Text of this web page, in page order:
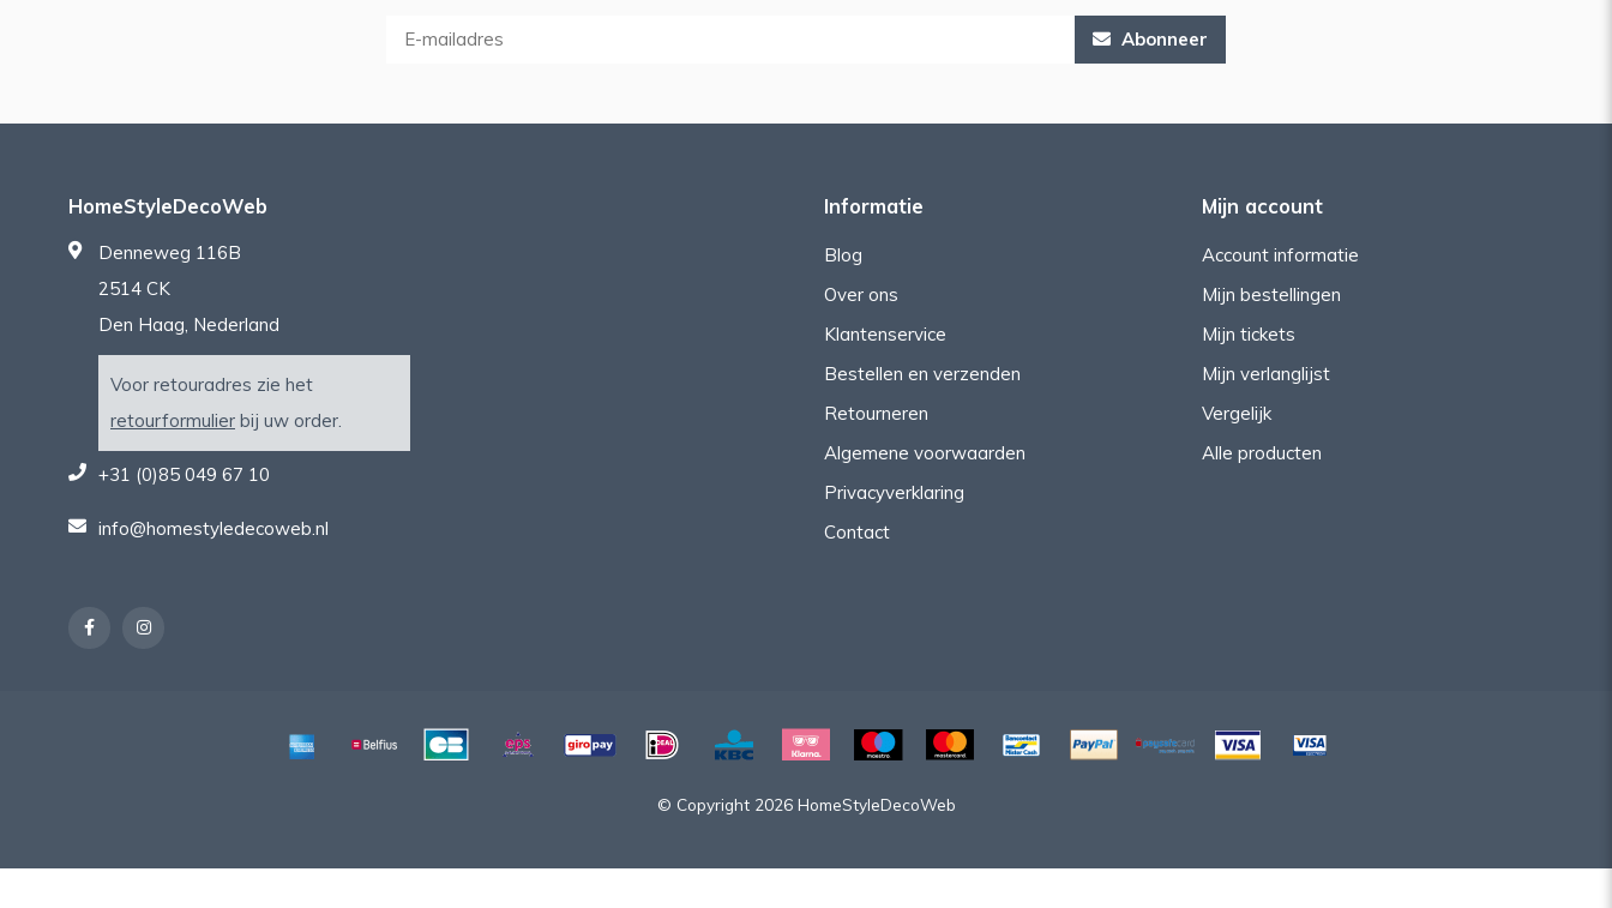
Abonneer
HomeStyleDecoWeb
Denneweg 116B
2514 CK
Den Haag, Nederland
Voor retouradres zie het
retourformulier bij uw order.
+31 (0)85 049 67 10
info@homestyledecoweb.nl
Informatie
Blog
Over ons
Klantenservice
Bestellen en verzenden
Retourneren
Algemene voorwaarden
Privacyverklaring
Contact
Mijn account
Account informatie
Mijn bestellingen
Mijn tickets
Mijn verlanglijst
Vergelijk
Alle producten
© Copyright 2026 HomeStyleDecoWeb